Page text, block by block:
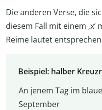
Die anderen Verse, die
diesem Fall mit einem
Reime lautet
Beispiel: halber
An jenem Tag im
September